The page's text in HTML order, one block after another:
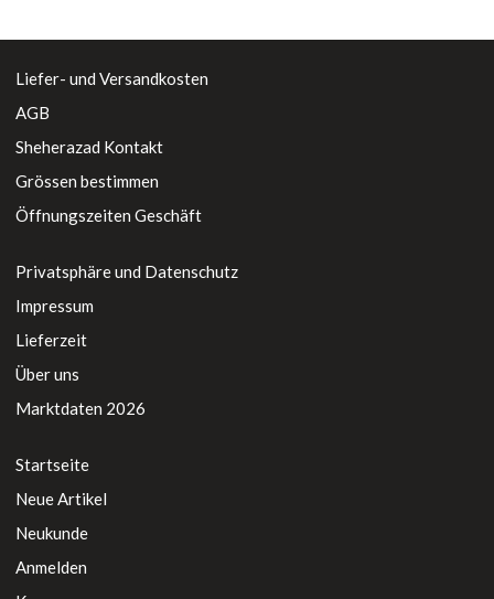
Liefer- und Versandkosten
AGB
Sheherazad Kontakt
Grössen bestimmen
Öffnungszeiten Geschäft
Privatsphäre und Datenschutz
Impressum
Lieferzeit
Über uns
Marktdaten 2026
Startseite
Neue Artikel
Neukunde
Anmelden